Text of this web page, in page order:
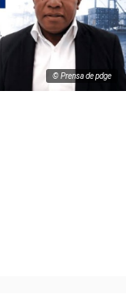
© Prensa de pdge